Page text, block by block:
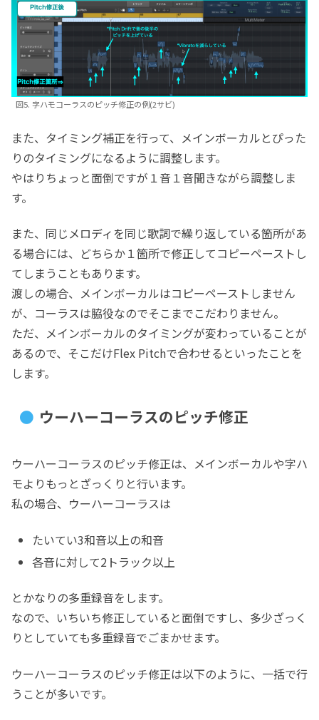
図5. 字ハモコーラスのピッチ修正の例(2サビ)
また、タイミング補正を行って、メインボーカルとぴった
りのタイミングになるように調整します。
やはりちょっと面倒ですが１音１音聞きながら調整しま
す。
また、同じメロディを同じ歌詞で繰り返している箇所があ
る場合には、どちらか１箇所で修正してコピーペーストし
てしまうこともあります。
渡しの場合、メインボーカルはコピーペーストしません
が、コーラスは脇役なのでそこまでこだわりません。
ただ、メインボーカルのタイミングが変わっていることが
あるので、そこだけFlex Pitchで合わせるといったことを
します。
ウーハーコーラスのピッチ修正
ウーハーコーラスのピッチ修正は、メインボーカルや字ハ
モよりもっとざっくりと行います。
私の場合、ウーハーコーラスは
たいてい3和音以上の和音
各音に対して2トラック以上
とかなりの多重録音をします。
なので、いちいち修正していると面倒ですし、多少ざっく
りとしていても多重録音でごまかせます。
ウーハーコーラスのピッチ修正は以下のように、一括で行
うことが多いです。